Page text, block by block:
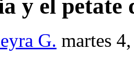
y el petate
G. martes